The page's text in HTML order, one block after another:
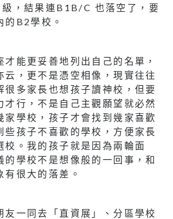
，結果連B1B/C 也落空了，要
的B2學校。
才能更妥善地列出自己的名單，
云，更不是憑空相像，現實往往
很多家長也想孩子讀神校，但要
才行，不是自己主觀願望就必然
家學校，孩子才會找到幾家喜歡
些孩子不喜歡的學校，方便家長
校。我的孩子就是因為兩輪面
的學校不是想像般的一回事，和
有很大的落差。
友一同去「直資展」、分區學校